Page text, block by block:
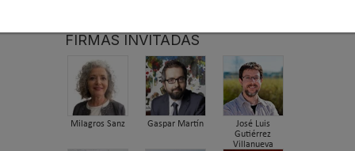
FIRMAS INVITADAS
Milagros Sanz Gaspar Martín
José Luis
Gutiérrez
Villanueva